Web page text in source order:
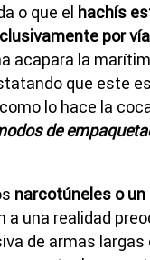
o que el hachís
por
acapara la
que este
lo hace la
de
narcotúneles o
a una realidad
de armas largas